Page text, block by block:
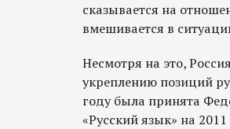
сказывается на
вмешивается в
Несмотря на это,
укреплению позиций
году была принята
«Русский язык» на